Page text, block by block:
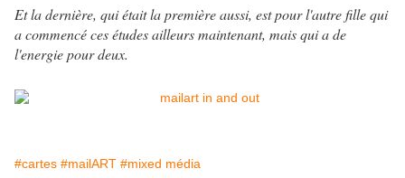
Et la dernière, qui était la première aussi, est pour l'autre fille qui
a commencé ces études ailleurs maintenant, mais qui a de
l'energie pour deux.
#cartes #mailART #mixed média